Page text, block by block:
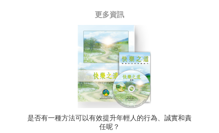
更多資訊
是否有一種方法可以有效提升年輕人的行為、誠實和責
任呢？